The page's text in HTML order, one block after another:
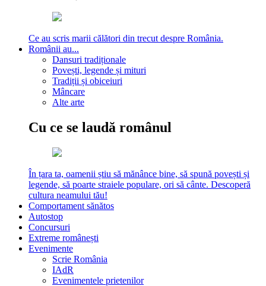
Ce au scris marii călători din trecut despre România.
Românii au...
Dansuri tradiționale
Povești, legende și mituri
Tradiții și obiceiuri
Mâncare
Alte arte
Cu ce se laudă românul
În țara ta, oamenii știu să mănânce bine, să spună povești și
legende, să poarte straiele populare, ori să cânte. Descoperă
cultura neamului tău!
Comportament sănătos
Autostop
Concursuri
Extreme românești
Evenimente
Scrie România
IAdR
Evenimentele prietenilor